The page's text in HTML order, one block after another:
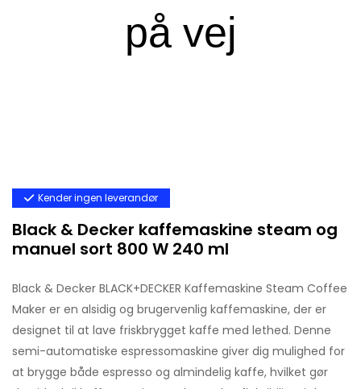
Kender ingen leverandør
Black & Decker kaffemaskine steam og
manuel sort 800 W 240 ml
Black & Decker BLACK+DECKER Kaffemaskine Steam Coffee
Maker er en alsidig og brugervenlig kaffemaskine, der er
designet til at lave friskbrygget kaffe med lethed. Denne
semi-automatiske espressomaskine giver dig mulighed for
at brygge både espresso og almindelig kaffe, hvilket gør